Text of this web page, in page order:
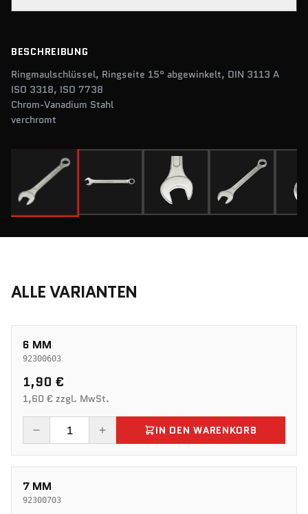
BESCHREIBUNG
Ringmaulschlüssel, Ringseite 15° abgewinkelt, DIN 3113 A
ISO 3318, ISO 7738
Chrom-Vanadium Stahl
verchromt
ALLE VARIANTEN
6 MM
92300603
1,90 €
1,60 € zzgl. MwSt.
IN DEN WARENKORB
7 MM
92300703